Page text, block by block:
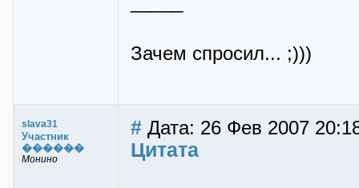
Зачем спросил... ;)))
slava31
Участник
������
Монино
# Дата: 26 Фев 2007
Цитата